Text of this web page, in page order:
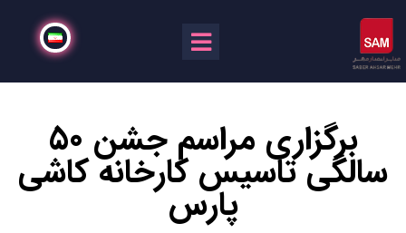
برگزاری مراسم جشن 50
سالگی تاسیس کارخانه کاشی
پارس